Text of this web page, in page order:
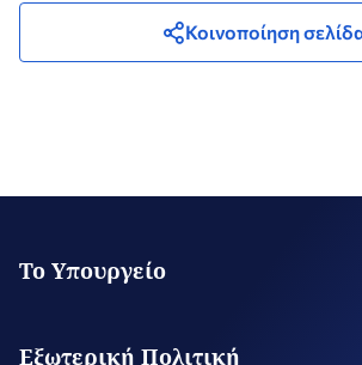
Κοινοποίηση
Το Υπουργείο
Στρατηγικό Σχέδιο
Εξωτερική Πολιτική